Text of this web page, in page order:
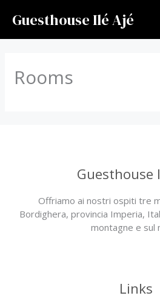
Guesthouse Ilé Ajé
Rooms
Guesthouse
Offriamo ai nostri ospiti tre
Bordighera, provincia Imperia,
montagne e sul
Links